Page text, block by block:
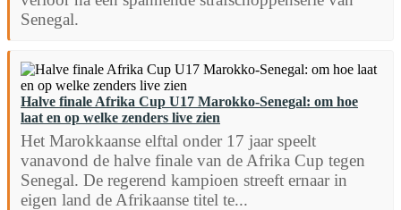
Senegal.
Halve finale Afrika Cup U17 Marokko-Senegal: om hoe
laat en op welke zenders live zien
Het Marokkaanse elftal onder 17 jaar speelt
vanavond de halve finale van de Afrika Cup tegen
Senegal. De regerend kampioen streeft ernaar in
eigen land de Afrikaanse titel te...